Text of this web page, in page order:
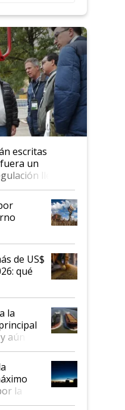
escritas
un
llegó
y hasta se
al IPCVA
de US$
qué
la
así
de cada
la